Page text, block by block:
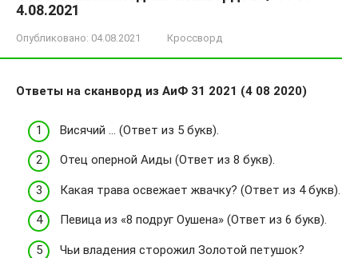
4.08.2021
Опубликовано: 04.08.2021 Кроссворд
Ответы на сканворд из АиФ 31 2021 (4 08 2020)
Висячий … (Ответ из 5 букв).
Отец оперной Аиды (Ответ из 8 букв).
Какая трава освежает жвачку? (Ответ из 4 букв).
Певица из «8 подруг Оушена» (Ответ из 6 букв).
Чьи владения сторожил Золотой петушок?